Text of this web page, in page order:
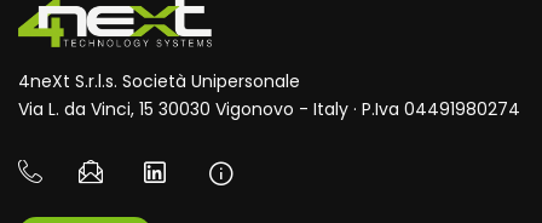
4neXt S.r.l.s. Società Unipersonale
Via L. da Vinci, 15 30030 Vigonovo - Italy · P.Iva 04491980274